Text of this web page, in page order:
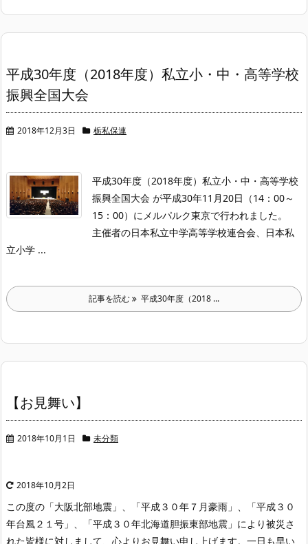
平成30年度（2018年度）私立小・中・高等学校
振興全国大会
2018年12月3日 栃私保連
平成30年度（2018年度）私立小・中・高等学校
振興全国大会 が平成30年11月20日（14：00～
15：00）にメルパルク東京で行われました。
主催者の日本私立中学高等学校連合会、日本私
立小学 ...
記事を読む 平成30年度（2018 ...
【お見舞い】
2018年10月1日 未分類
2018年10月2日
この度の「大阪北部地震」、「平成３０年７月豪雨」、「平成３０
年台風２１号」、「平成３０年北海道胆振東部地震」により被災さ
れた皆様に対しまして、心よりお見舞い申し上げます。一日も早い